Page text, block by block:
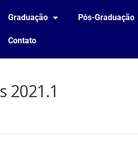
Graduação Pós-Graduação
Contato
2021.1